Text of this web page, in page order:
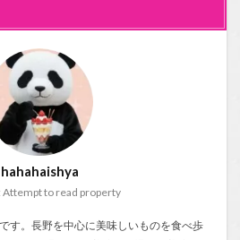
hahahaishya
Attempt to read property
す。長野を中心に美味しいものを食べ歩